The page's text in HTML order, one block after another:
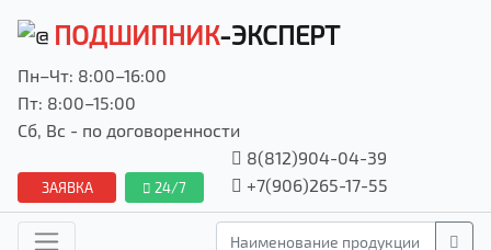
ПОДШИПНИК-ЭКСПЕРТ
Пн–Чт: 8:00–16:00
Пт: 8:00–15:00
Сб, Вс - по договоренности
ЗАЯВКА 24/7
8(812)904-04-39
+7(906)265-17-55